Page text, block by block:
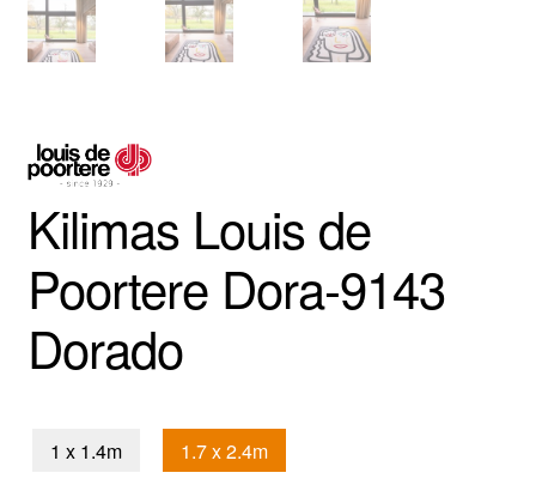
Kilimas Louis de
Poortere Dora-9143
Dorado
1 x 1.4m 1.7 x 2.4m